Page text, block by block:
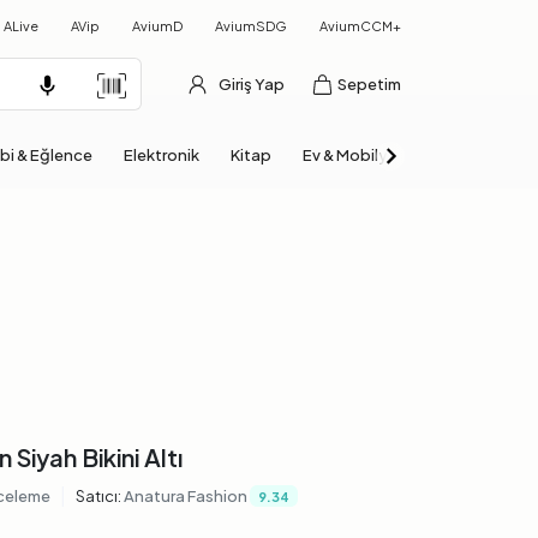
ALive AVip AviumD AviumSDG AviumCCM+
Giriş Yap Sepetim
& Eğlence Elektronik Kitap Ev & Mobilya
Siyah Bikini Altı
Satıcı:Anatura Fashion 9.34